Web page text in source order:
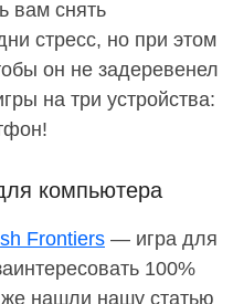
вам снять
стресс, но при этом
он не задеревенел
на три устройства:
компьютера
Frontiers — игра для
100%
нашли нашу статью